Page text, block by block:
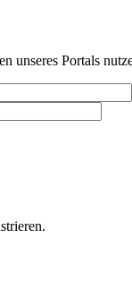
unseres Portals